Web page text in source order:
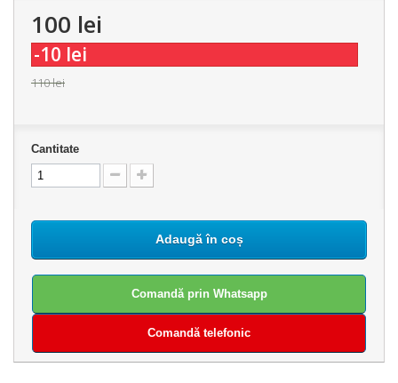
100 lei
-10 lei
110 lei
Cantitate
Adaugă în coș
Comandă prin Whatsapp
Comandă telefonic